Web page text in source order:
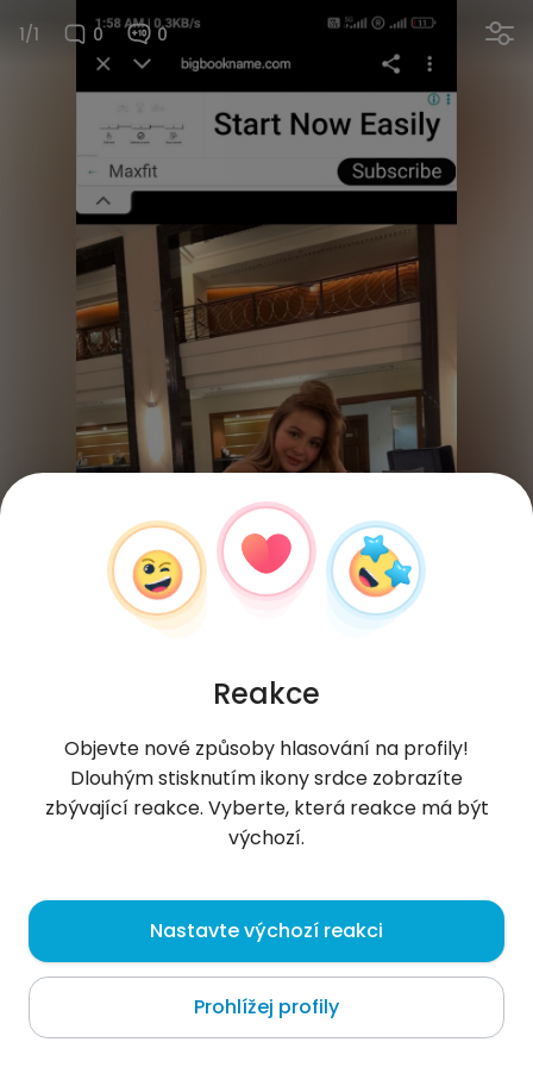
1/1 0 0
Keep
Islamabad
O mně
Reakce
Objevte nové způsoby hlasování na profily!
Dlouhým stisknutím ikony srdce zobrazíte
zbývající reakce. Vyberte, která reakce má být
výchozí.
Nastavte výchozí reakci
Prohlížej profily